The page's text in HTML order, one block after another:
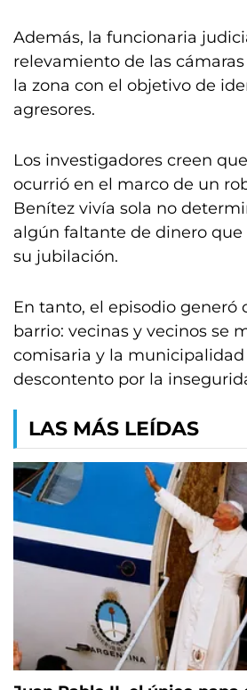
Además, la funcionaria
relevamiento de las
la zona con el objetivo de
agresores.
Los investigadores creen
ocurrió en el marco de un
Benítez vivía sola no
algún faltante de dinero que
su jubilación.
En tanto, el episodio generó
barrio: vecinas y vecinos se
comisaria y la
descontento por la
LAS MÁS LEÍDAS